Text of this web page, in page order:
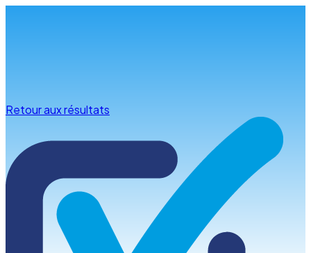
Retour aux résultats